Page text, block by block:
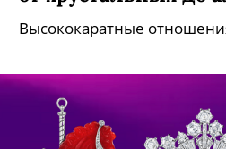
Высококаратные